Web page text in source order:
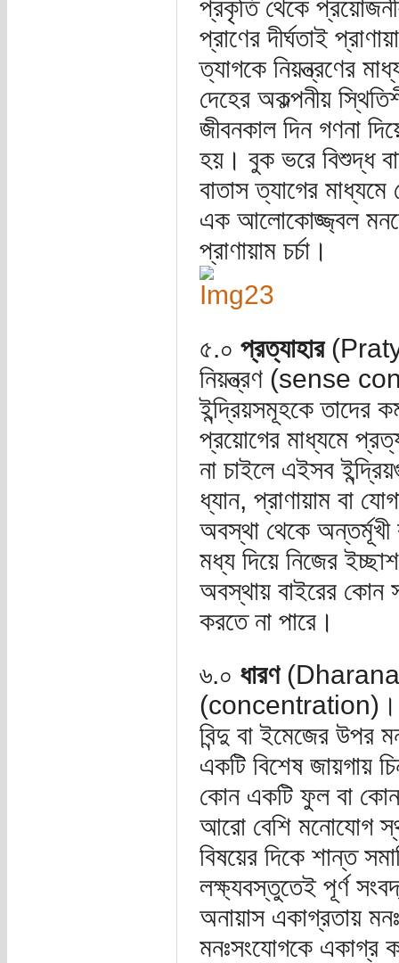
প্রকৃতি থেকে
প্রাণের দীর্ঘতাই
ত্যাগকে নিয়ন্ত্রণের
দেহের অকল্পনীয়
জীবনকাল দিন গণনা
হয়। বুক ভরে বিশুদ্ধ
বাতাস ত্যাগের
এক আলোকোজ্জ্বল মনকে
প্রাণায়াম চর্চা।
৫.০ প্রত্যাহার
নিয়ন্ত্রণ (sense
ইন্দ্রিয়সমূহকে তাদের
প্রয়োগের মাধ্যমে
না চাইলে এইসব
ধ্যান, প্রাণায়াম বা
অবস্থা থেকে
মধ্য দিয়ে নিজের
অবস্থায় বাইরের
করতে না পারে।
৬.০ ধারণ(Dharana):
(concentration)।
বিন্দু বা ইমেজের উপর
একটি বিশেষ জায়গায়
কোন একটি ফুল বা কোন
আরো বেশি মনোযোগ
বিষয়ের দিকে শান্ত
লক্ষ্যবস্তুতেই পূর্ণ
অনায়াস একাগ্রতায়
মনঃসংযোগকে একাগ্র